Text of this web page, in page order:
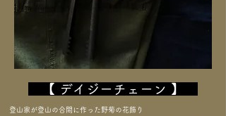
【 デイジーチェーン 】
登山家が登山の合間に作った野菊の花飾り